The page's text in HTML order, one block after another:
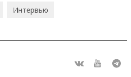
Интервью